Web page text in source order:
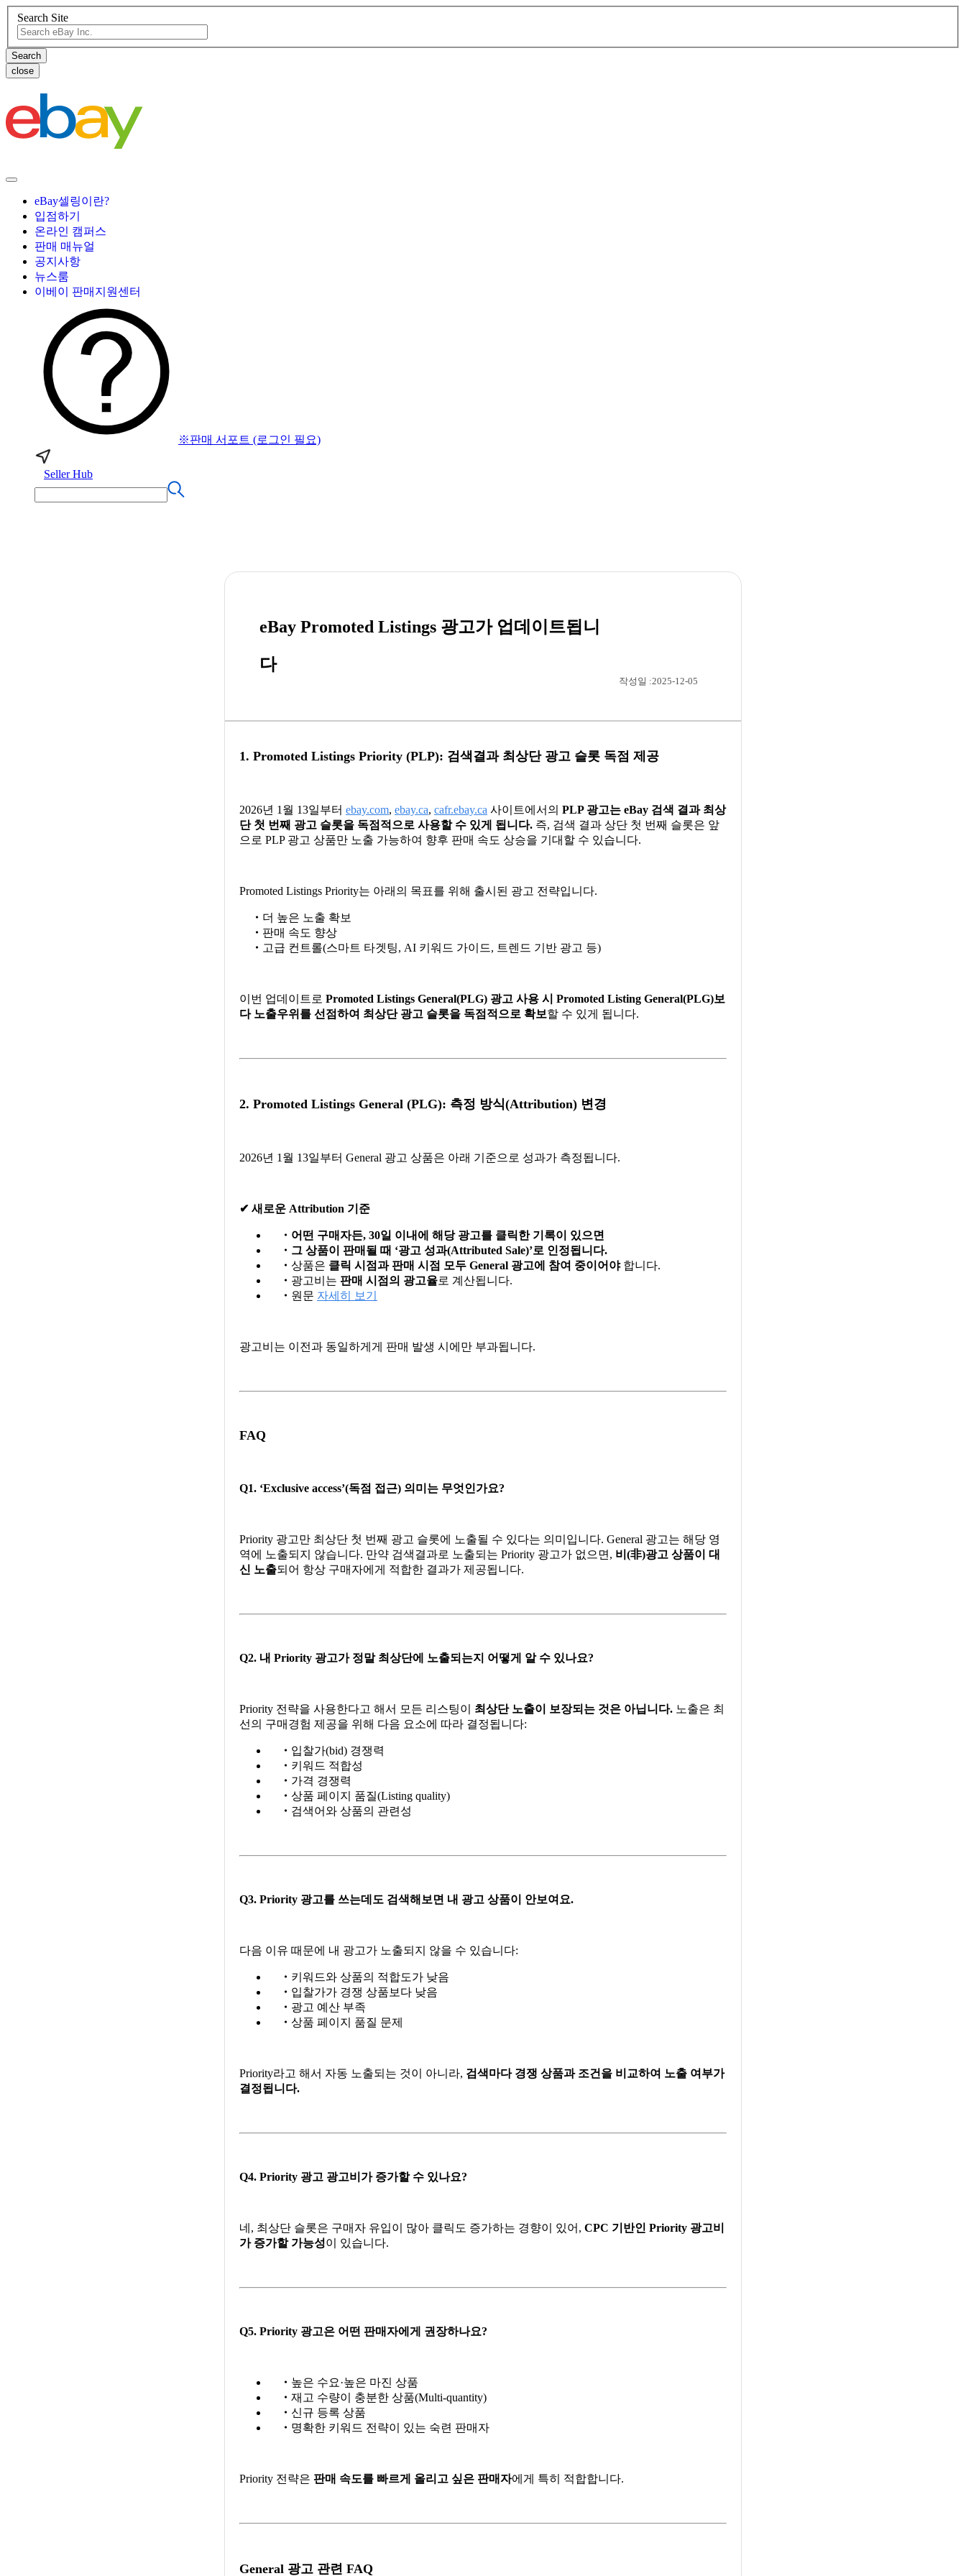
Search Site
close
eBay셀링이란?
입점하기
온라인 캠퍼스
판매 매뉴얼
공지사항
뉴스룸
이베이 판매지원센터
※판매 서포트 (로그인 필요)
Seller Hub
eBay Promoted Listings 광고가 업데이트됩니
다
작성일 :2025-12-05
1. Promoted Listings Priority (PLP): 검색결과 최상단 광고 슬롯 독점 제공
2026년 1월 13일부터 ebay.com, ebay.ca, cafr.ebay.ca 사이트에서의 PLP 광고는 eBay 검색 결과 최상
단 첫 번째 광고 슬롯을 독점적으로 사용할 수 있게 됩니다. 즉, 검색 결과 상단 첫 번째 슬롯은 앞
으로 PLP 광고 상품만 노출 가능하여 향후 판매 속도 상승을 기대할 수 있습니다.
Promoted Listings Priority는 아래의 목표를 위해 출시된 광고 전략입니다.
・ 더 높은 노출 확보
・ 판매 속도 향상
・ 고급 컨트롤(스마트 타겟팅, AI 키워드 가이드, 트렌드 기반 광고 등)
이번 업데이트로 Promoted Listings General(PLG) 광고 사용 시 Promoted Listing General(PLG)보
다 노출우위를 선점하여 최상단 광고 슬롯을 독점적으로 확보할 수 있게 됩니다.
2. Promoted Listings General (PLG): 측정 방식(Attribution) 변경
2026년 1월 13일부터 General 광고 상품은 아래 기준으로 성과가 측정됩니다.
✔ 새로운 Attribution 기준
・ 어떤 구매자든, 30일 이내에 해당 광고를 클릭한 기록이 있으면
・ 그 상품이 판매될 때 ‘광고 성과(Attributed Sale)’로 인정됩니다.
・ 상품은 클릭 시점과 판매 시점 모두 General 광고에 참여 중이어야합니다.
・ 광고비는 판매 시점의 광고율로 계산됩니다.
・ 원문 자세히 보기
광고비는 이전과 동일하게게 판매 발생 시에만 부과됩니다.
FAQ
Q1. ‘Exclusive access’(독점 접근) 의미는 무엇인가요?
Priority 광고만 최상단 첫 번째 광고 슬롯에 노출될 수 있다는 의미입니다. General 광고는 해당 영
역에 노출되지 않습니다. 만약 검색결과로 노출되는 Priority 광고가 없으면, 비(非)광고 상품이 대
신 노출되어 항상 구매자에게 적합한 결과가 제공됩니다.
Q2. 내 Priority 광고가 정말 최상단에 노출되는지 어떻게 알 수 있나요?
Priority 전략을 사용한다고 해서 모든 리스팅이 최상단 노출이 보장되는 것은 아닙니다. 노출은 최
선의 구매경험 제공을 위해 다음 요소에 따라 결정됩니다:
・ 입찰가(bid) 경쟁력
・ 키워드 적합성
・ 가격 경쟁력
・ 상품 페이지 품질(Listing quality)
・ 검색어와 상품의 관련성
Q3. Priority 광고를 쓰는데도 검색해보면 내 광고 상품이 안보여요.
다음 이유 때문에 내 광고가 노출되지 않을 수 있습니다:
・ 키워드와 상품의 적합도가 낮음
・ 입찰가가 경쟁 상품보다 낮음
・ 광고 예산 부족
・ 상품 페이지 품질 문제
Priority라고 해서 자동 노출되는 것이 아니라, 검색마다 경쟁 상품과 조건을 비교하여 노출 여부가
결정됩니다.
Q4. Priority 광고 광고비가 증가할 수 있나요?
네, 최상단 슬롯은 구매자 유입이 많아 클릭도 증가하는 경향이 있어, CPC 기반인 Priority 광고비
가 증가할 가능성이 있습니다.
Q5. Priority 광고은 어떤 판매자에게 권장하나요?
・ 높은 수요·높은 마진 상품
・ 재고 수량이 충분한 상품(Multi-quantity)
・ 신규 등록 상품
・ 명확한 키워드 전략이 있는 숙련 판매자
Priority 전략은 판매 속도를 빠르게 올리고 싶은 판매자에게 특히 적합합니다.
General 광고 관련 FAQ